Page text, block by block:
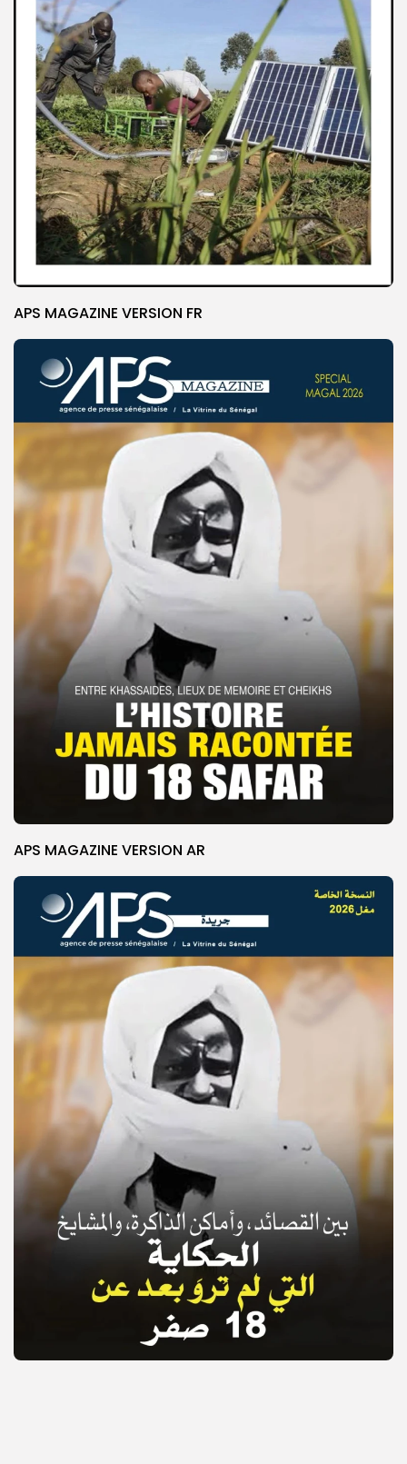
© Copyright 2025, APS
APS MAGAZINE VERSION FR
APS MAGAZINE VERSION AR